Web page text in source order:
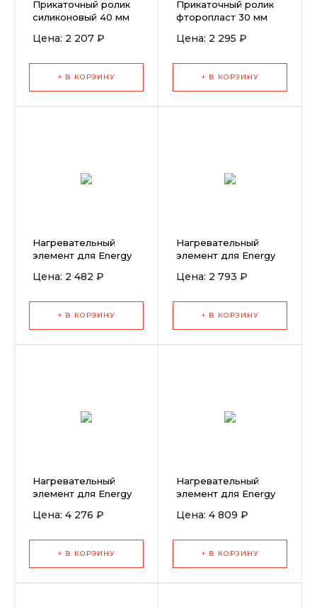
Прикаточный ролик
силиконовый 40 мм
Цена: 2 207 ₽
+ В КОРЗИНУ
Прикаточный ролик
фторопласт 30 мм
Цена: 2 295 ₽
+ В КОРЗИНУ
Нагревательный
элемент для Energy
Цена: 2 482 ₽
+ В КОРЗИНУ
Нагревательный
элемент для Energy
Цена: 2 793 ₽
+ В КОРЗИНУ
Нагревательный
элемент для Energy
Цена: 4 276 ₽
+ В КОРЗИНУ
Нагревательный
элемент для Energy
Цена: 4 809 ₽
+ В КОРЗИНУ